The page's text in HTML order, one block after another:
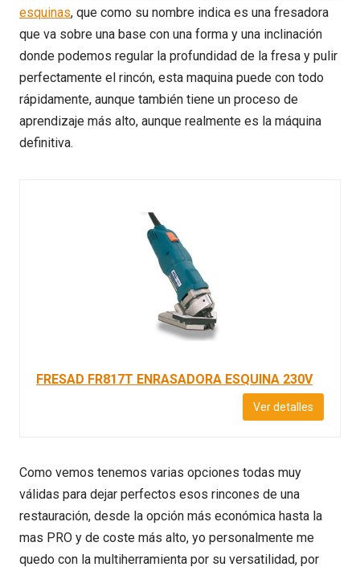
esquinas, que como su nombre indica es una fresadora
que va sobre una base con una forma y una inclinación
donde podemos regular la profundidad de la fresa y pulir
perfectamente el rincón, esta maquina puede con todo
rápidamente, aunque también tiene un proceso de
aprendizaje más alto, aunque realmente es la máquina
definitiva.
FRESAD FR817T ENRASADORA ESQUINA 230V
Ver detalles
Como vemos tenemos varias opciones todas muy
válidas para dejar perfectos esos rincones de una
restauración, desde la opción más económica hasta la
mas PRO y de coste más alto, yo personalmente me
quedo con la multiherramienta por su versatilidad, por